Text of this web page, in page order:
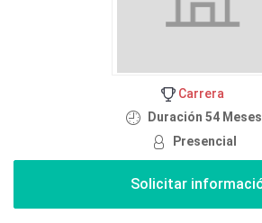
Carrera
Duración 54 Meses
Presencial